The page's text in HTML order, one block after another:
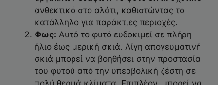
ανθεκτικό στο αλάτι, καθιστώντας το
κατάλληλο για παράκτιες περιοχές.
Φως: Αυτό το φυτό ευδοκιμεί σε πλήρη
ήλιο έως μερική σκιά. Λίγη απογευματινή
σκιά μπορεί να βοηθήσει στην προστασία
του φυτού από την υπερβολική ζέστη σε
πολύ θερμά κλίματα. Επιπλέον, μπορεί να